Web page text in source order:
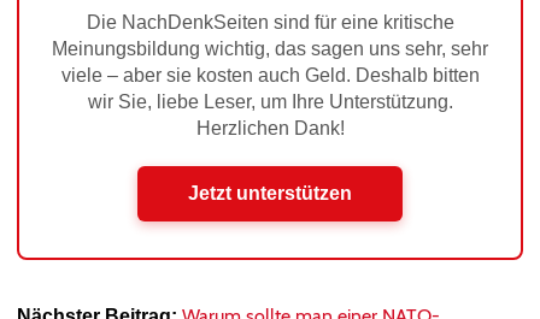
Die NachDenkSeiten sind für eine kritische
Meinungsbildung wichtig, das sagen uns sehr, sehr
viele – aber sie kosten auch Geld. Deshalb bitten
wir Sie, liebe Leser, um Ihre Unterstützung.
Herzlichen Dank!
Jetzt unterstützen